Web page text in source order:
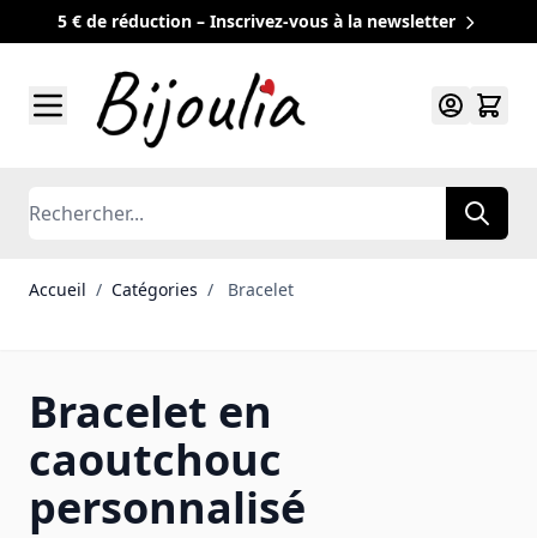
5 € de réduction – Inscrivez-vous à la newsletter
Rechercher
Accueil / Catégories / Bracelet
Bracelet en
caoutchouc
personnalisé